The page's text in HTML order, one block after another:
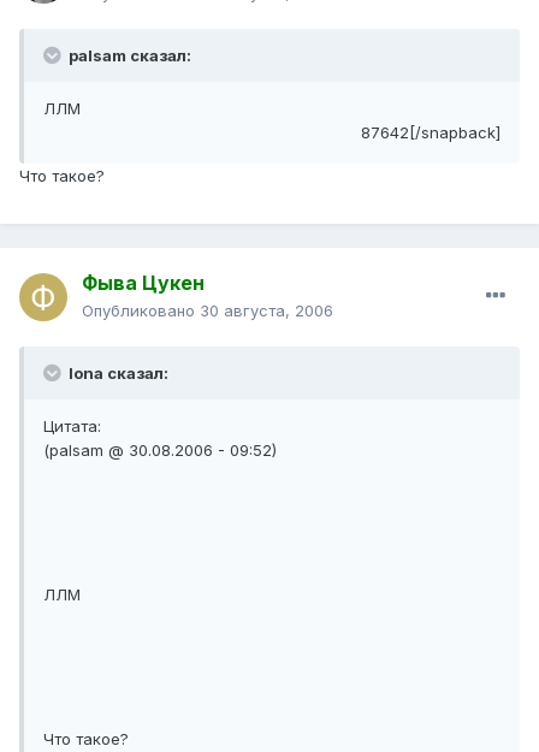
palsam сказал:
ЛЛМ
87642[/snapback]
Что такое?
Фыва Цукен
Опубликовано 30 августа, 2006
Iona сказал:
Цитата:
(palsam @ 30.08.2006 - 09:52)
ЛЛМ
Что такое?